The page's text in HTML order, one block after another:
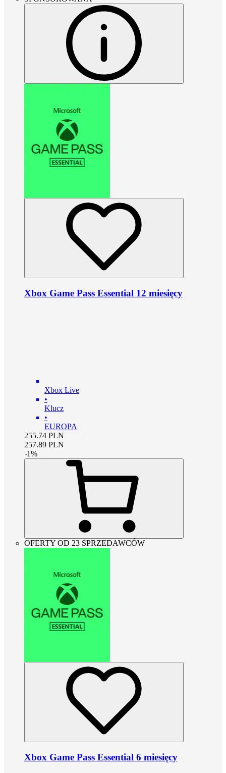
Xbox Game Pass Essential 12 miesięcy
Xbox Live
•
Klucz
•
EUROPA
255.74 PLN
257.89 PLN
-1%
OFERTY OD 23 SPRZEDAWCÓW
Xbox Game Pass Essential 6 miesięcy